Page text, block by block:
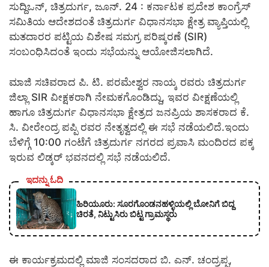
ಸುದ್ದಿಒನ್, ಚಿತ್ರದುರ್ಗ, ಜೂನ್‌. 24 : ಕರ್ನಾಟಕ ಪ್ರದೇಶ ಕಾಂಗ್ರೆಸ್
ಸಮಿತಿಯ ಆದೇಶದಂತೆ ಚಿತ್ರದುರ್ಗ ವಿಧಾನಸಭಾ ಕ್ಷೇತ್ರ ವ್ಯಾಪ್ತಿಯಲ್ಲಿ
ಮತದಾರರ ಪಟ್ಟಿಯ ವಿಶೇಷ ಸಮಗ್ರ ಪರಿಷ್ಕರಣೆ (SIR)
ಸಂಬಂಧಿಸಿದಂತೆ ಇಂದು ಸಭೆಯನ್ನು ಆಯೋಜಿಸಲಾಗಿದೆ.
ಮಾಜಿ ಸಚಿವರಾದ ಪಿ. ಟಿ. ಪರಮೇಶ್ವರ ನಾಯ್ಕ ರವರು ಚಿತ್ರದುರ್ಗ
ಜಿಲ್ಲಾ SIR ವೀಕ್ಷಕರಾಗಿ ನೇಮಕಗೊಂಡಿದ್ದು, ಇವರ ವೀಕ್ಷಣೆಯಲ್ಲಿ
ಹಾಗೂ ಚಿತ್ರದುರ್ಗ ವಿಧಾನಸಭಾ ಕ್ಷೇತ್ರದ ಜನಪ್ರಿಯ ಶಾಸಕರಾದ ಕೆ.
ಸಿ. ವೀರೇಂದ್ರ ಪಪ್ಪಿ ರವರ ನೇತೃತ್ವದಲ್ಲಿ ಈ ಸಭೆ ನಡೆಯಲಿದೆ.ಇಂದು
ಬೆಳಿಗ್ಗೆ 10:00 ಗಂಟೆಗೆ ಚಿತ್ರದುರ್ಗ ನಗರದ ಪ್ರವಾಸಿ ಮಂದಿರದ ಪಕ್ಕ
ಇರುವ ಲಿಡ್ಕರ್ ಭವನದಲ್ಲಿ ಸಭೆ ನಡೆಯಲಿದೆ.
ಇದನ್ನು ಓದಿ
ಹಿರಿಯೂರು: ಸೂರಗೊಂಡನಹಳ್ಳಿಯಲ್ಲಿ ಬೋನಿಗೆ ಬಿದ್ದ
ಚಿರತೆ, ನಿಟ್ಟುಸಿರು ಬಿಟ್ಟ ಗ್ರಾಮಸ್ಥರು
ಈ ಕಾರ್ಯಕ್ರಮದಲ್ಲಿ ಮಾಜಿ ಸಂಸದರಾದ ಬಿ. ಎನ್. ಚಂದ್ರಪ್ಪ,